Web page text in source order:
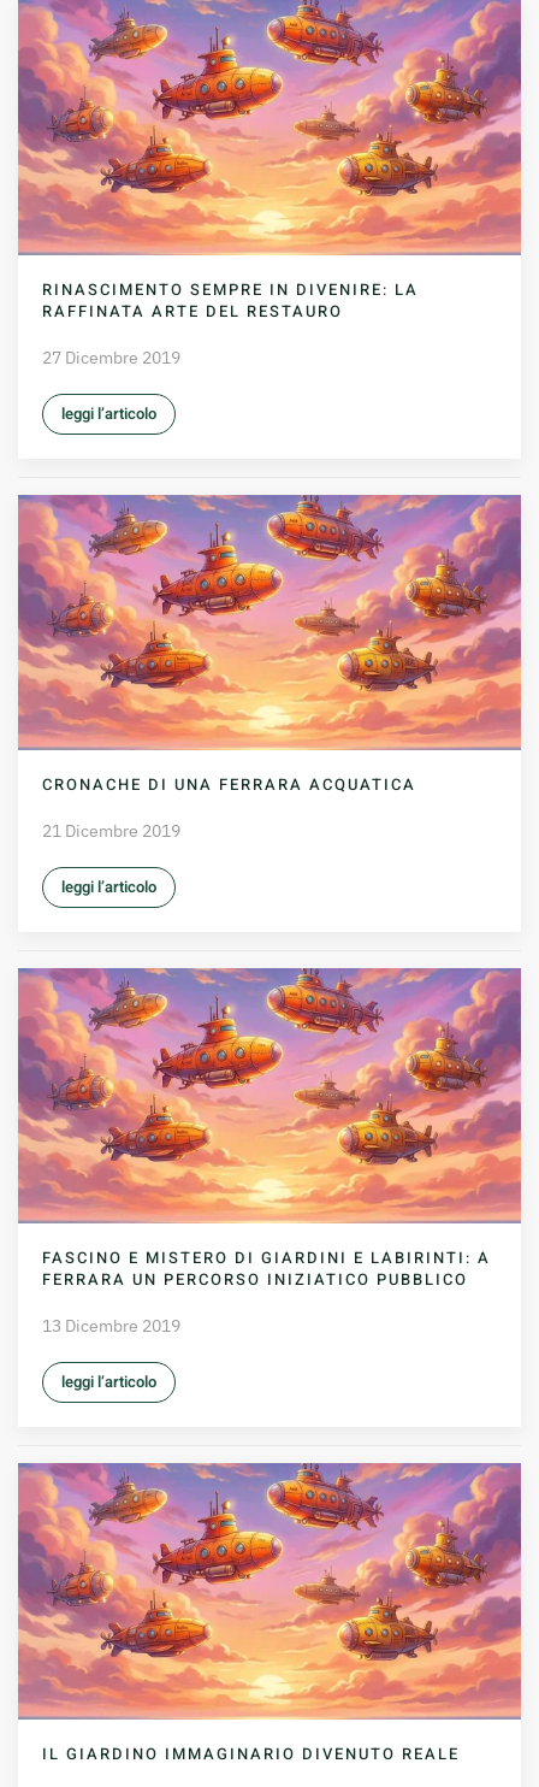
RINASCIMENTO SEMPRE IN DIVENIRE: LA
RAFFINATA ARTE DEL RESTAURO
27 Dicembre 2019
leggi l’articolo
CRONACHE DI UNA FERRARA ACQUATICA
21 Dicembre 2019
leggi l’articolo
FASCINO E MISTERO DI GIARDINI E LABIRINTI: A
FERRARA UN PERCORSO INIZIATICO PUBBLICO
13 Dicembre 2019
leggi l’articolo
IL GIARDINO IMMAGINARIO DIVENUTO REALE